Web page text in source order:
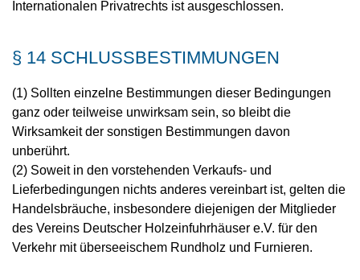
Internationalen Privatrechts ist ausgeschlossen.
§ 14 SCHLUSSBESTIMMUNGEN
(1) Sollten einzelne Bestimmungen dieser Bedingungen
ganz oder teilweise unwirksam sein, so bleibt die
Wirksamkeit der sonstigen Bestimmungen davon
unberührt.
(2) Soweit in den vorstehenden Verkaufs- und
Lieferbedingungen nichts anderes vereinbart ist, gelten die
Handelsbräuche, insbesondere diejenigen der Mitglieder
des Vereins Deutscher Holzeinfuhrhäuser e.V. für den
Verkehr mit überseeischem Rundholz und Furnieren.